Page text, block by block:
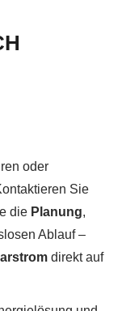
oder
Sie
die Planung,
Ablauf –
direkt auf